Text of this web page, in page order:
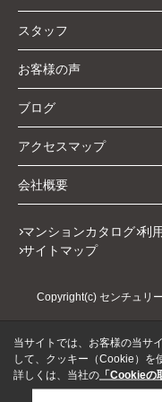
スタッフ
お客様の声
ブログ
アクセスマップ
会社概要
マンションカタログ 利
サイトマップ
Copyright(c) センチュリ
当サイトでは、お客様の当サ
して、クッキー（Cookie）を
詳しくは、当社の 「Cookieの